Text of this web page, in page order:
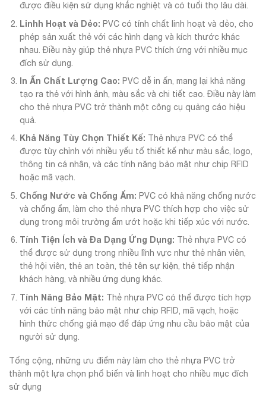
được điều kiện sử dụng khắc nghiệt và có tuổi thọ lâu dài.
Linhh Hoạt và Dẻo: PVC có tính chất linh hoạt và dẻo, cho
phép sản xuất thẻ với các hình dạng và kích thước khác
nhau. Điều này giúp thẻ nhựa PVC thích ứng với nhiều mục
đích sử dụng.
In Ấn Chất Lượng Cao: PVC dễ in ấn, mang lại khả năng
tạo ra thẻ với hình ảnh, màu sắc và chi tiết cao. Điều này làm
cho thẻ nhựa PVC trở thành một công cụ quảng cáo hiệu
quả.
Khả Năng Tùy Chọn Thiết Kế: Thẻ nhựa PVC có thể
được tùy chỉnh với nhiều yếu tố thiết kế như màu sắc, logo,
thông tin cá nhân, và các tính năng bảo mật như chip RFID
hoặc mã vạch.
Chống Nước và Chống Ẩm: PVC có khả năng chống nước
và chống ẩm, làm cho thẻ nhựa PVC thích hợp cho việc sử
dụng trong môi trường ẩm ướt hoặc khi tiếp xúc với nước.
Tính Tiện Ích và Đa Dạng Ứng Dụng: Thẻ nhựa PVC có
thể được sử dụng trong nhiều lĩnh vực như thẻ nhân viên,
thẻ hội viên, thẻ an toàn, thẻ tên sự kiện, thẻ tiếp nhận
khách hàng, và nhiều ứng dụng khác.
Tính Năng Bảo Mật: Thẻ nhựa PVC có thể được tích hợp
với các tính năng bảo mật như chip RFID, mã vạch, hoặc
hình thức chống giả mạo để đáp ứng nhu cầu bảo mật của
người sử dụng.
Tổng cộng, những ưu điểm này làm cho thẻ nhựa PVC trở
thành một lựa chọn phổ biến và linh hoạt cho nhiều mục đích
sử dụng